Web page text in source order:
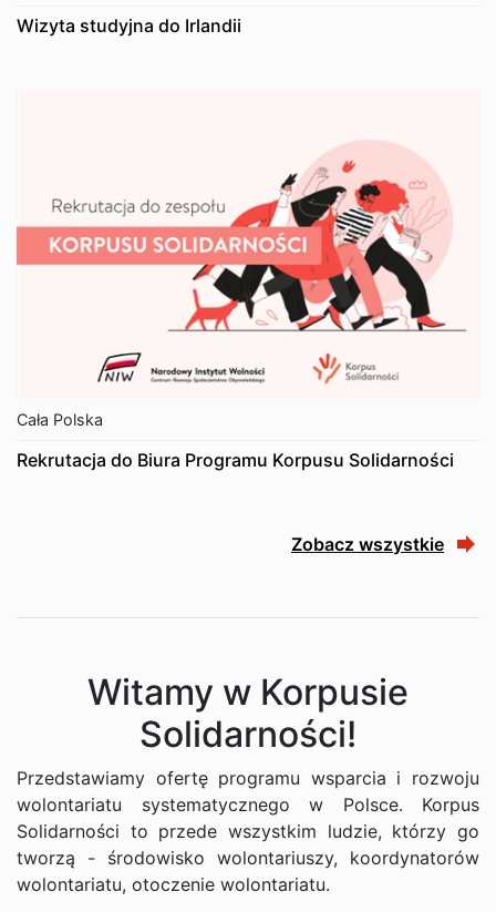
Wizyta studyjna do Irlandii
Cała Polska
Rekrutacja do Biura Programu Korpusu Solidarności
Zobacz wszystkie
Witamy w Korpusie
Solidarności!
Przedstawiamy ofertę programu wsparcia i rozwoju
wolontariatu systematycznego w Polsce. Korpus
Solidarności to przede wszystkim ludzie, którzy go
tworzą - środowisko wolontariuszy, koordynatorów
wolontariatu, otoczenie wolontariatu.